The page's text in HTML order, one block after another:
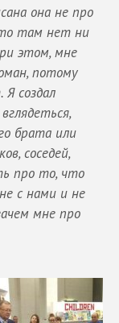
она не про
там нет ни
этом, мне
потому
создал
брата или
соседей,
про то, что
с нами и не
мне про